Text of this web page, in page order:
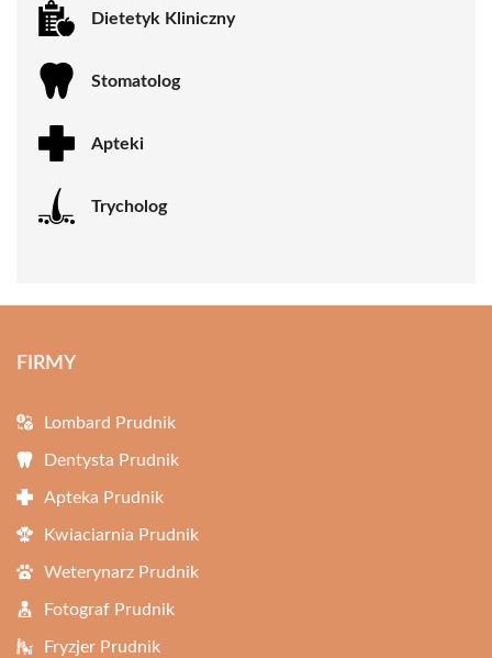
Dietetyk Kliniczny
Stomatolog
Apteki
Trycholog
FIRMY
Lombard Prudnik
Dentysta Prudnik
Apteka Prudnik
Kwiaciarnia Prudnik
Weterynarz Prudnik
Fotograf Prudnik
Fryzjer Prudnik